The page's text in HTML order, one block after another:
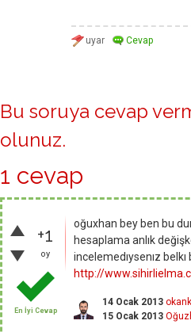
Bu soruya cevap
olunuz.
1 cevap
+1
oy
En İyi Cevap
oğuxhan bey ben bu
hesaplama anlık
incelemedıysenız belkı
http://
14 Ocak 2013
15 Ocak 2013